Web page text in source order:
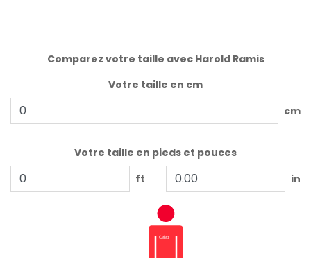
Comparez votre taille avec Harold Ramis
Votre taille en cm
cm
Votre taille en pieds et pouces
ft
in